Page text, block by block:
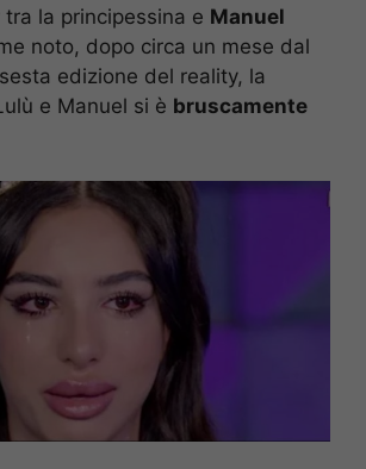
la principessina e Manuel
noto, dopo circa un mese dal
edizione del reality, la
e Manuel si è bruscamente